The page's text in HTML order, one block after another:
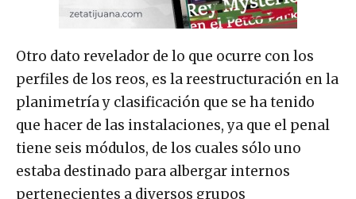
Otro dato revelador de lo que ocurre con los
perfiles de los reos, es la reestructuración en la
planimetría y clasificación que se ha tenido
que hacer de las instalaciones, ya que el penal
tiene seis módulos, de los cuales sólo uno
estaba destinado para albergar internos
pertenecientes a diversos grupos